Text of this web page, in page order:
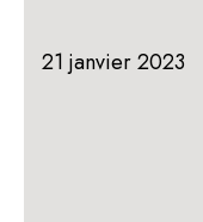
21 janvier 2023